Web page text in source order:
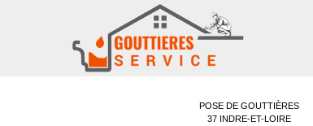
POSE DE GOUTTIÈRES
37 INDRE-ET-LOIRE